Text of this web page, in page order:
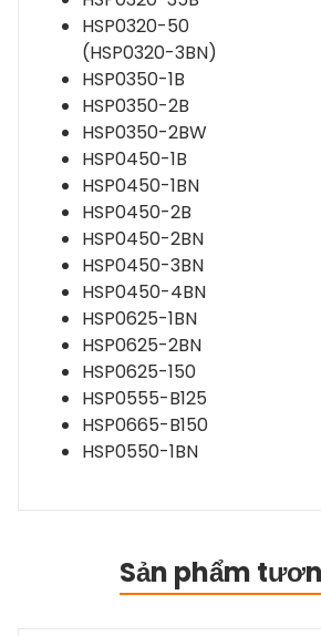
HSP0320-50
(HSP0320-3BN)
HSP0350-1B
HSP0350-2B
HSP0350-2BW
HSP0450-1B
HSP0450-1BN
HSP0450-2B
HSP0450-2BN
HSP0450-3BN
HSP0450-4BN
HSP0625-1BN
HSP0625-2BN
HSP0625-150
HSP0555-B125
HSP0665-B150
HSP0550-1BN
Sản phẩm